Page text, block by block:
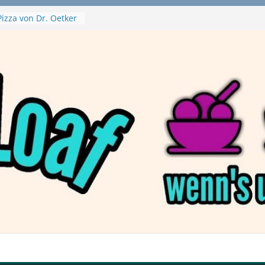
von Dr. Oetker
Nuggets und
wirklich vegan?
Haftbefehl /